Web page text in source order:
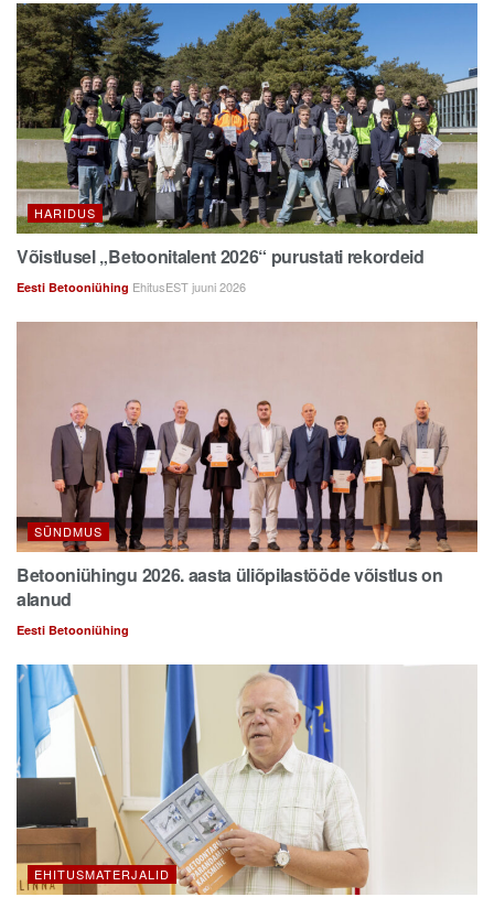
HARIDUS
Võistlusel „Betoonitalent 2026“ purustati rekordeid
Eesti Betooniühing EhitusEST juuni 2026
SÜNDMUS
Betooniühingu 2026. aasta üliõpilastööde võistlus on
alanud
Eesti Betooniühing
EHITUSMATERJALID